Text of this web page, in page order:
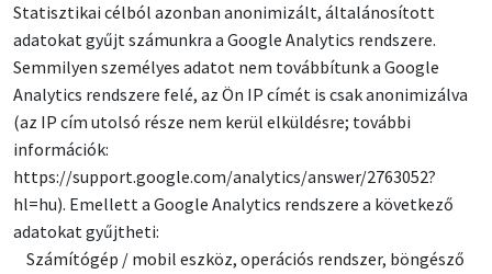
Statisztikai célból azonban anonimizált, általánosított
adatokat gyűjt számunkra a Google Analytics rendszere.
Semmilyen személyes adatot nem továbbítunk a Google
Analytics rendszere felé, az Ön IP címét is csak anonimizálva
(az IP cím utolsó része nem kerül elküldésre; további
információk:
https://support.google.com/analytics/answer/2763052?
hl=hu). Emellett a Google Analytics rendszere a következő
adatokat gyűjtheti:
Számítógép / mobil eszköz, operációs rendszer, böngésző